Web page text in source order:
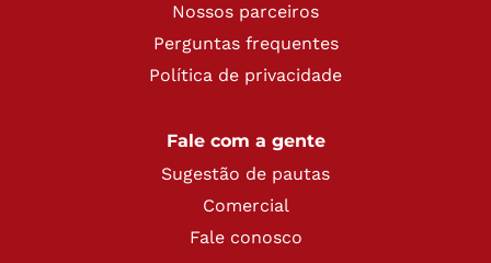
Nossos parceiros
Perguntas frequentes
Política de privacidade
Fale com a gente
Sugestão de pautas
Comercial
Fale conosco